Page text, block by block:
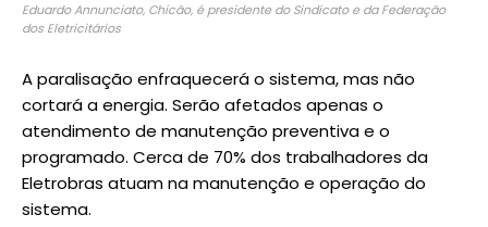
Eduardo Annunciato, Chicão, é presidente do Sindicato e da Federação
dos Eletricitários
A paralisação enfraquecerá o sistema, mas não
cortará a energia. Serão afetados apenas o
atendimento de manutenção preventiva e o
programado. Cerca de 70% dos trabalhadores da
Eletrobras atuam na manutenção e operação do
sistema.